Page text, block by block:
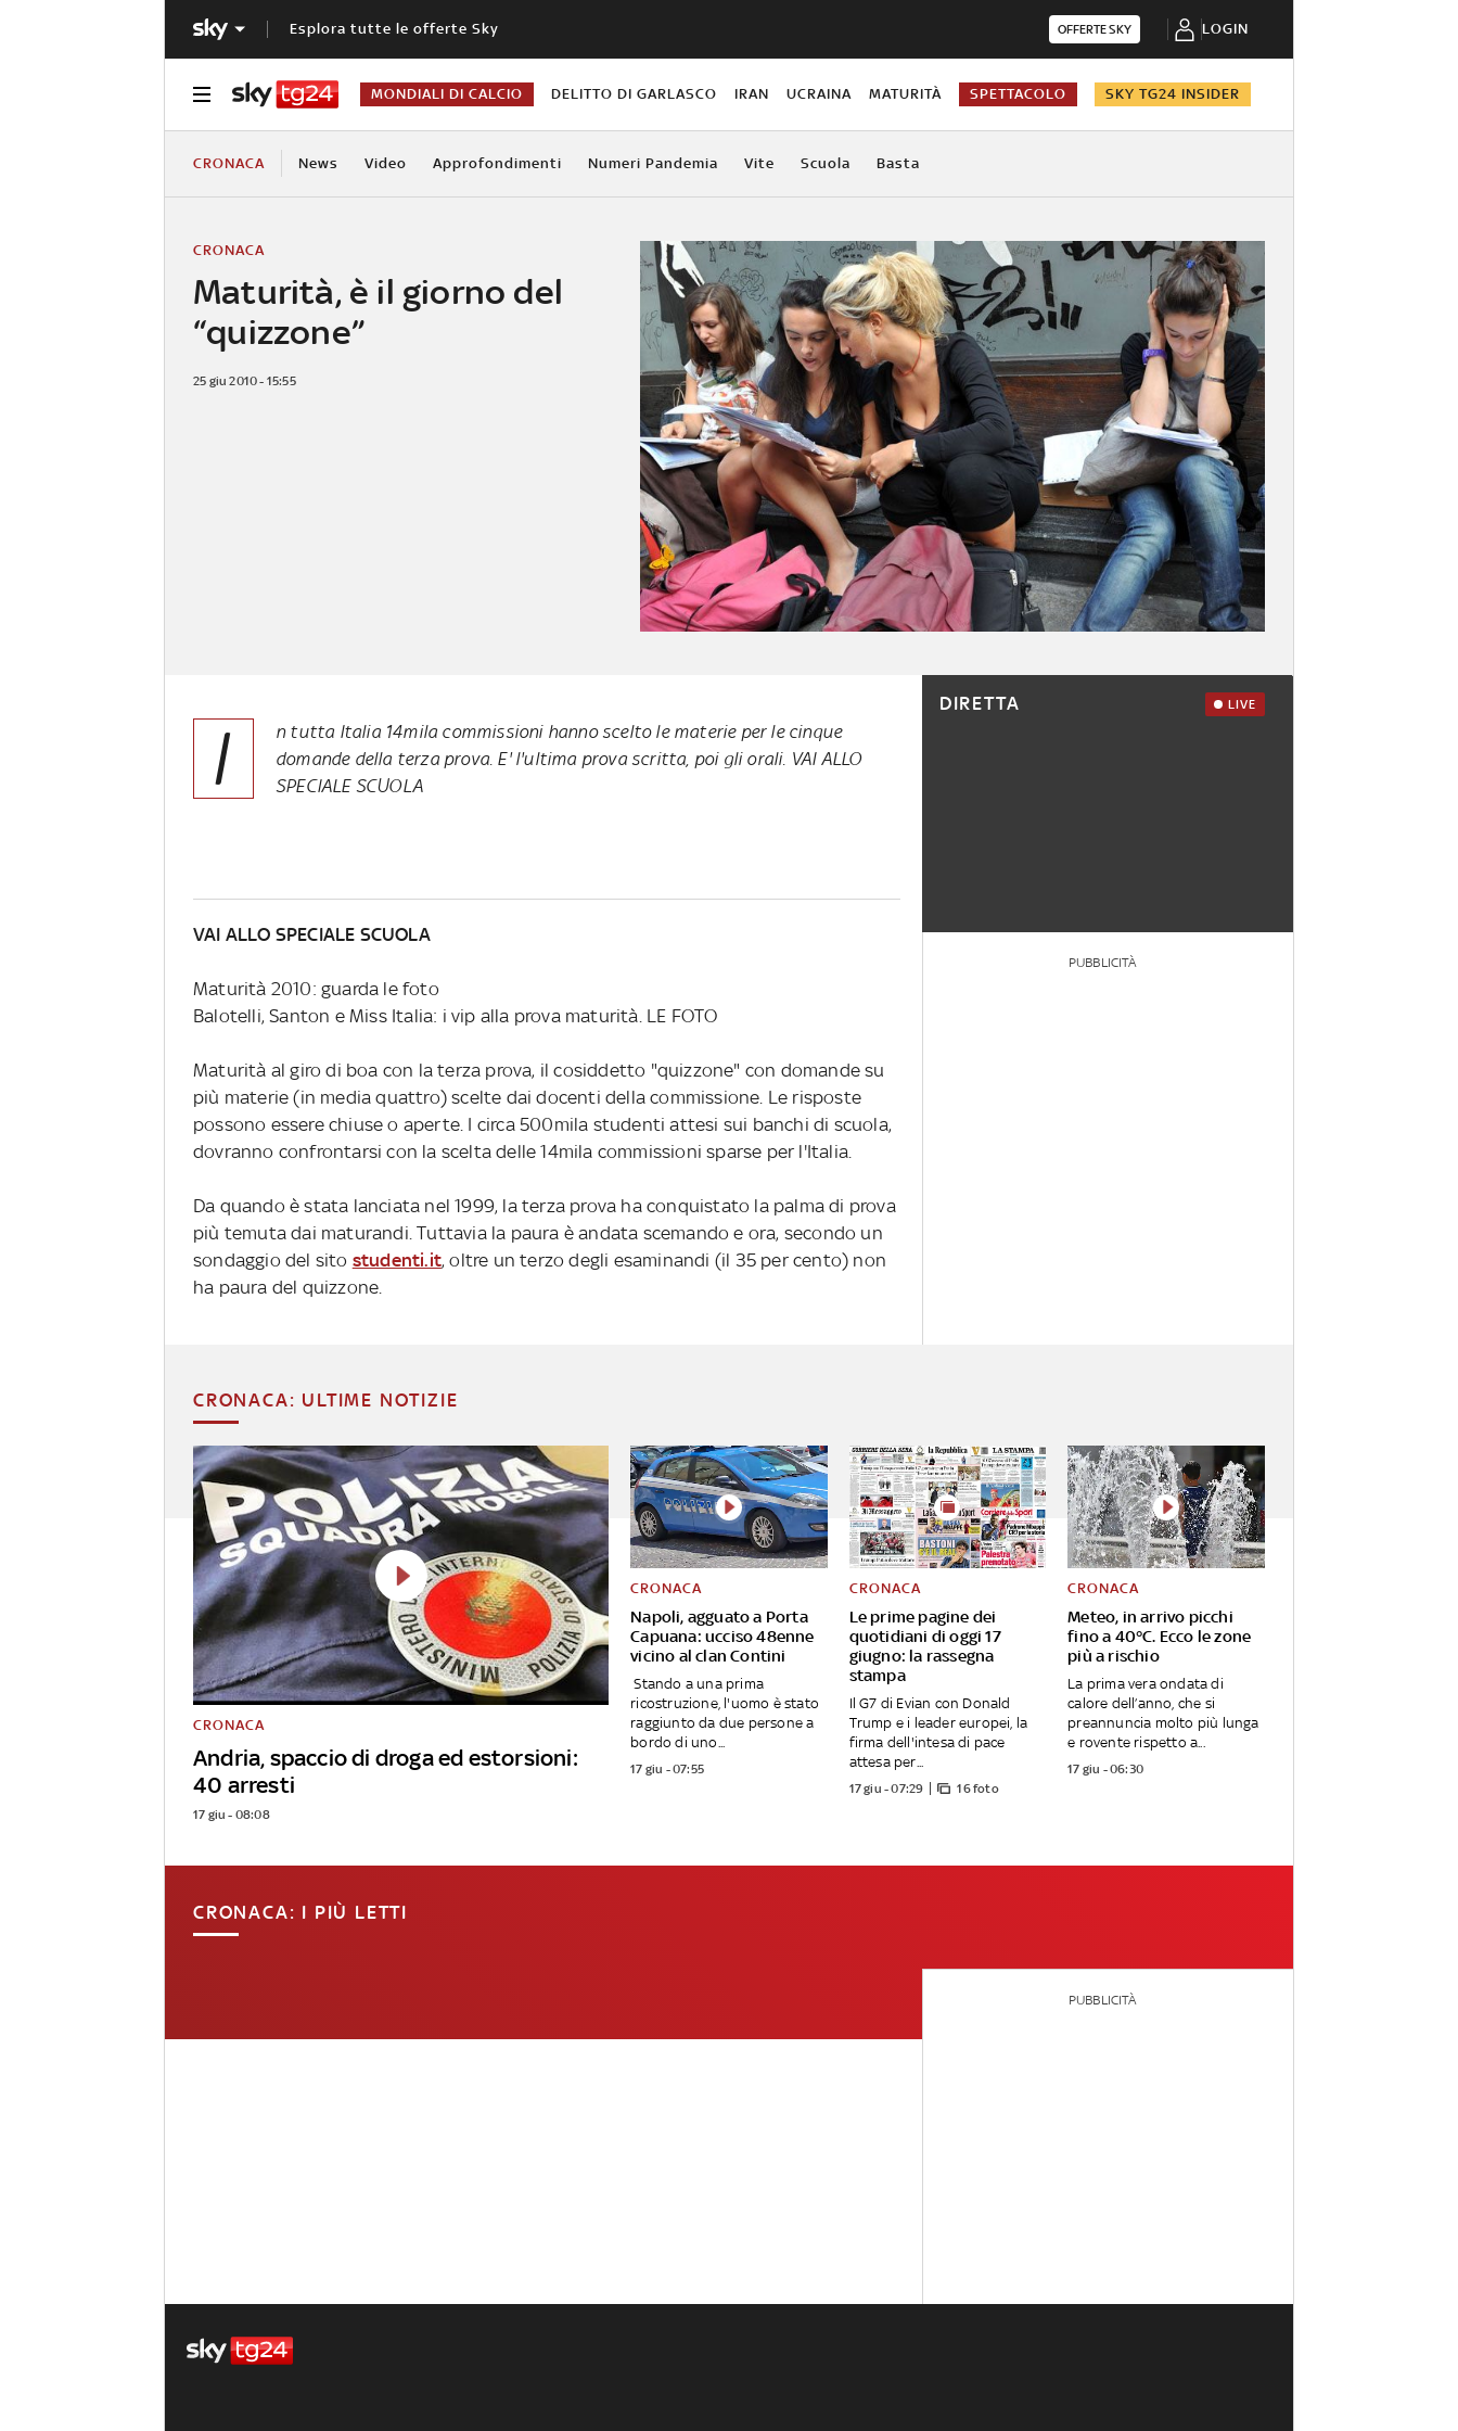
Esplora tutte le offerte Sky OFFERTE SKY LOGIN
MONDIALI DI CALCIO DELITTO DI GARLASCO IRAN UCRAINA MATURITÀ SPETTACOLO SKY TG24 INSIDER
CRONACA News Video Approfondimenti Numeri Pandemia Vite Scuola Basta
Maturità, è il giorno del
“quizzone”
CRONACA
25 giu 2010 - 15:55
I
n tutta Italia 14mila commissioni hanno scelto le materie per le cinque
domande della terza prova. E' l'ultima prova scritta, poi gli orali. VAI ALLO
SPECIALE SCUOLA
VAI ALLO SPECIALE SCUOLA
Maturità 2010: guarda le foto
Balotelli, Santon e Miss Italia: i vip alla prova maturità. LE FOTO
Maturità al giro di boa con la terza prova, il cosiddetto "quizzone" con domande su
più materie (in media quattro) scelte dai docenti della commissione. Le risposte
possono essere chiuse o aperte. I circa 500mila studenti attesi sui banchi di scuola,
dovranno confrontarsi con la scelta delle 14mila commissioni sparse per l'Italia.
Da quando è stata lanciata nel 1999, la terza prova ha conquistato la palma di prova
più temuta dai maturandi. Tuttavia la paura è andata scemando e ora, secondo un
sondaggio del sito studenti.it, oltre un terzo degli esaminandi (il 35 per cento) non
ha paura del quizzone.
DIRETTA LIVE
PUBBLICITÀ
CRONACA: ULTIME NOTIZIE
Andria, spaccio di droga ed estorsioni:
40 arresti
CRONACA
17 giu - 08:08
Napoli, agguato a Porta
Capuana: ucciso 48enne
vicino al clan Contini
CRONACA
Stando a una prima
ricostruzione, l'uomo è stato
raggiunto da due persone a
bordo di uno...
17 giu - 07:55
Le prime pagine dei
quotidiani di oggi 17
giugno: la rassegna
stampa
CRONACA
Il G7 di Evian con Donald
Trump e i leader europei, la
firma dell'intesa di pace
attesa per...
17 giu - 07:29 16 foto
Meteo, in arrivo picchi
fino a 40°C. Ecco le zone
più a rischio
CRONACA
La prima vera ondata di
calore dell’anno, che si
preannuncia molto più lunga
e rovente rispetto a...
17 giu - 06:30
CRONACA: I PIÙ LETTI
PUBBLICITÀ